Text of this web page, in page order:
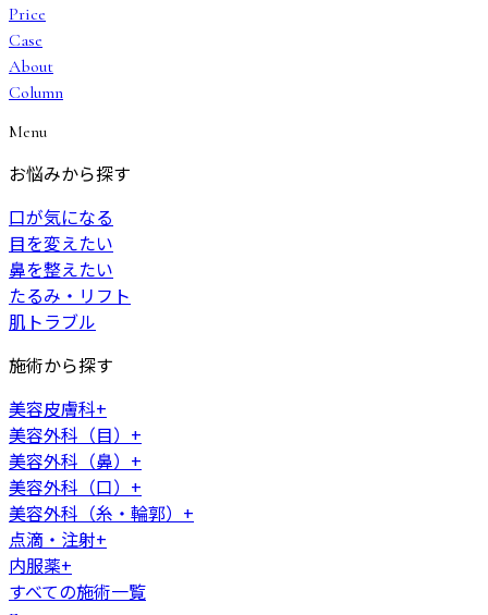
Price
Case
About
Column
Menu
お悩みから探す
口が気になる
目を変えたい
鼻を整えたい
たるみ・リフト
肌トラブル
施術から探す
美容皮膚科+
美容外科（目） +
美容外科（鼻） +
美容外科（口） +
美容外科（糸・輪郭） +
点滴・注射+
内服薬+
すべての施術一覧